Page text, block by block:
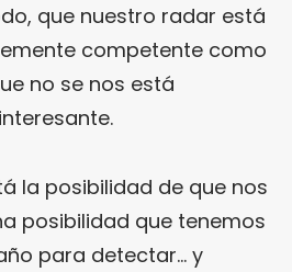
que nuestro radar está
competente como
no se nos está
la posibilidad de que nos
posibilidad que tenemos
para detectar… y